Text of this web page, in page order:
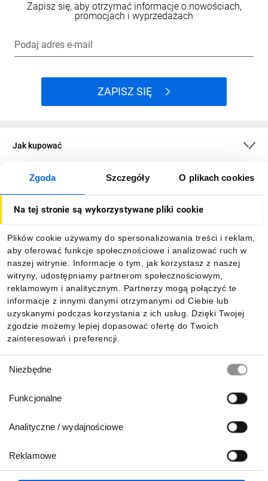
Zgoda Szczegóły O plikach cookies
Na tej stronie są wykorzystywane pliki cookie
Plików cookie używamy do spersonalizowania treści i reklam,
aby oferować funkcje społecznościowe i analizować ruch w
naszej witrynie. Informacje o tym, jak korzystasz z naszej
witryny, udostępniamy partnerom społecznościowym,
reklamowym i analitycznym. Partnerzy mogą połączyć te
informacje z innymi danymi otrzymanymi od Ciebie lub
uzyskanymi podczas korzystania z ich usług. Dzięki Twojej
zgodzie możemy lepiej dopasować ofertę do Twoich
zainteresowań i preferencji.
zgody
Niezbędne
Funkcjonalne
Analityczne / wydajnościowe
Reklamowe
Zapisz się, aby otrzymać informacje o nowościach,
promocjach i wyprzedażach
Podaj adres e-mail
ZAPISZ SIĘ
Jak kupować
O firmie
Informacje
Pobierz naszą aplikację mobilną: